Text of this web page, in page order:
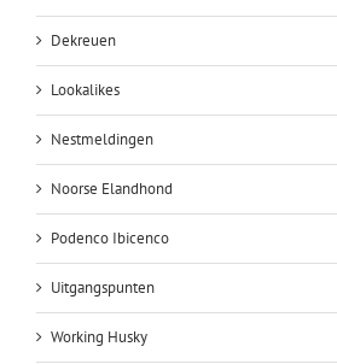
Dekreuen
Lookalikes
Nestmeldingen
Noorse Elandhond
Podenco Ibicenco
Uitgangspunten
Working Husky